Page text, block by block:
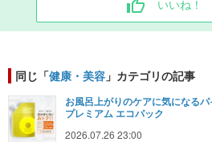
いいね！
同じ「健康・美容 」カテゴリの記事
お風呂上がりのケアに気になる
プレミアム エコパック
2026.07.26 23:00